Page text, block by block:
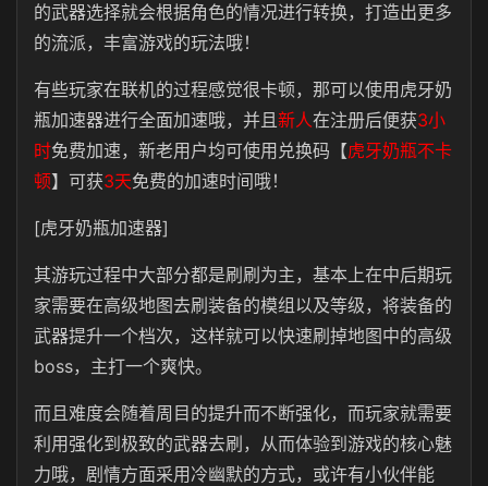
的武器选择就会根据角色的情况进行转换，打造出更多
的流派，丰富游戏的玩法哦！
有些玩家在联机的过程感觉很卡顿，那可以使用虎牙奶
瓶加速器进行全面加速哦，并且新人在注册后便获3小
时免费加速，新老用户均可使用兑换码【虎牙奶瓶不卡
顿】可获3天免费的加速时间哦！
[虎牙奶瓶加速器]
其游玩过程中大部分都是刷刷为主，基本上在中后期玩
家需要在高级地图去刷装备的模组以及等级，将装备的
武器提升一个档次，这样就可以快速刷掉地图中的高级
boss，主打一个爽快。
而且难度会随着周目的提升而不断强化，而玩家就需要
利用强化到极致的武器去刷，从而体验到游戏的核心魅
力哦，剧情方面采用冷幽默的方式，或许有小伙伴能